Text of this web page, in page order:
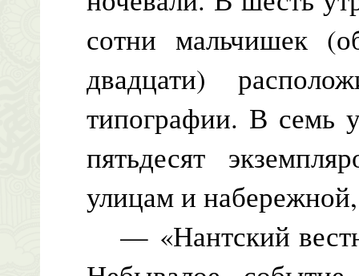
сотни мальчишек
двадцати)
типографии. В семь
пятьдесят
улицам и
— «Нантский